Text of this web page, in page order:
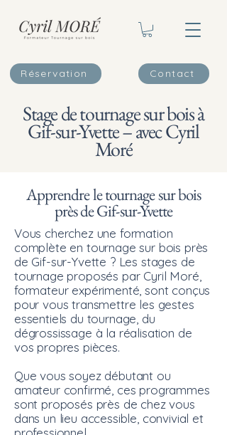
Contact
Réservation
Stage de tournage sur bois à
Gif-sur-Yvette – avec Cyril
Moré
Apprendre le tournage sur bois
près de Gif-sur-Yvette
Vous cherchez une formation
complète en tournage sur bois près
de Gif-sur-Yvette ? Les stages de
tournage proposés par Cyril Moré,
formateur expérimenté, sont conçus
pour vous transmettre les gestes
essentiels du tournage, du
dégrossissage à la réalisation de
vos propres pièces.
Que vous soyez débutant ou
amateur confirmé, ces programmes
sont proposés près de chez vous
dans un lieu accessible, convivial et